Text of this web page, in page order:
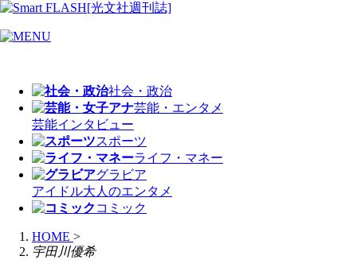
社会・政治
芸能・エンタメ
芸能インタビュー
スポーツ
ライフ・マネー
グラビア
アイドル大人のエンタメ
コミック
HOME >
宇田川優希